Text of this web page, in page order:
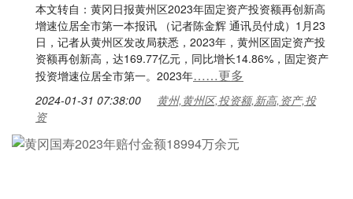
本文转自：黄冈日报黄州区2023年固定资产投资额再创新高
增速位居全市第一本报讯 （记者陈金辉 通讯员付成）1月23
日，记者从黄州区发改局获悉，2023年，黄州区固定资产投
资额再创新高，达169.77亿元，同比增长14.86%，固定资产
投资增速位居全市第一。2023年……更多
2024-01-31 07:38:00
黄州,黄州区,投资额,新高,资产,投
资